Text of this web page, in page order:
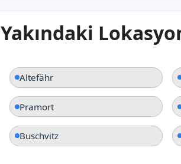
Yakındaki
Altefähr
Pramort
Buschvitz